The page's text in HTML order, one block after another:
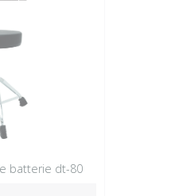
batterie dt-80